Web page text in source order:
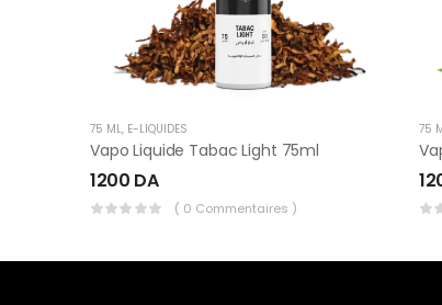
75 ML, E-LIQUIDES
Vapo Liquide Tabac Light 75ml
1200 DA
( 0 Commentaires )
75